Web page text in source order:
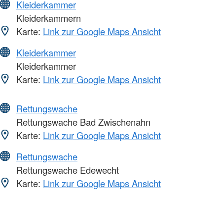
Kleiderkammer
Kleiderkammern
Karte: Link zur Google Maps Ansicht
Kleiderkammer
Kleiderkammer
Karte: Link zur Google Maps Ansicht
Rettungswache
Rettungswache Bad Zwischenahn
Karte: Link zur Google Maps Ansicht
Rettungswache
Rettungswache Edewecht
Karte: Link zur Google Maps Ansicht